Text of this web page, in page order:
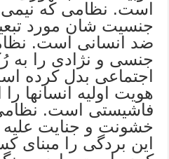
است. نظامی که نیمی
جنسیت شان مورد
ضد انسانی است.
جنسی و نژادی را به
اجتماعی بدل کرده
هویت اولیه انسانها را
فاشیستی است.
خشونت و جنایت علیه
این بردگی را